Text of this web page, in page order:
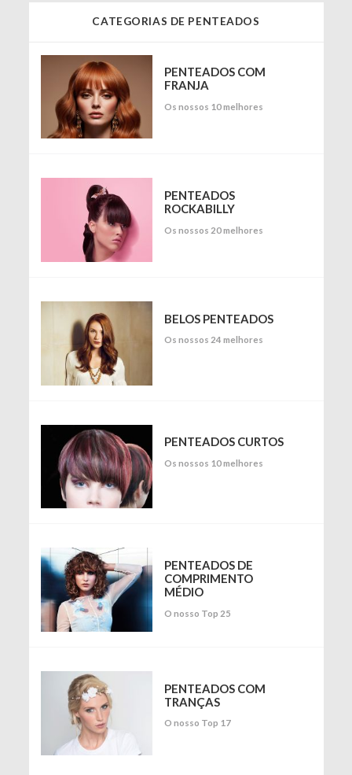
CATEGORIAS DE PENTEADOS
PENTEADOS COM
FRANJA
Os nossos 10 melhores
PENTEADOS
ROCKABILLY
Os nossos 20 melhores
BELOS PENTEADOS
Os nossos 24 melhores
PENTEADOS CURTOS
Os nossos 10 melhores
PENTEADOS DE
COMPRIMENTO
MÉDIO
O nosso Top 25
PENTEADOS COM
TRANÇAS
O nosso Top 17